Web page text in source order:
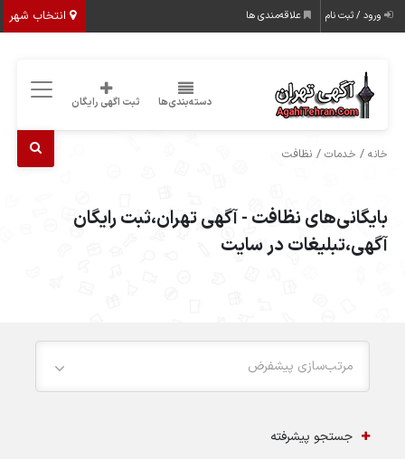
انتخاب شهر ورود / ثبت نام علاقه‌مندی ها
دسته‌بندی‌ها ثبت اگهی رایگان
خانه / خدمات / نظافت
بایگانی‌های نظافت - آگهی تهران،ثبت رایگان
آگهی،تبلیغات در سایت
مرتب‌سازی پیشفرض
جستجو پیشرفته